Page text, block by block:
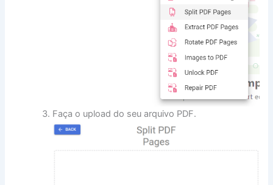
Faça o upload do seu arquivo PDF.